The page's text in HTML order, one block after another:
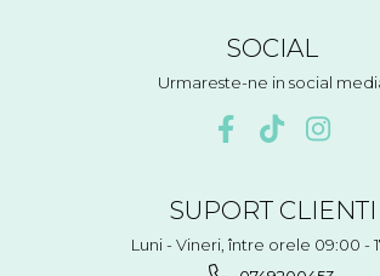
SOCIAL
Urmareste-ne in social
SUPORT CLIENTI
Luni - Vineri, între orele 09:00 -